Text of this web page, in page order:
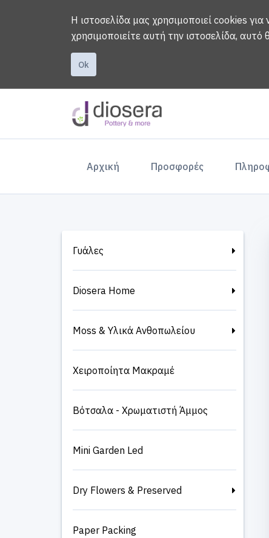
Η ιστοσελίδα μας χρησιμοποιεί cookies
χρησιμοποιείτε αυτή την ιστοσελίδα,
Ok
Αρχική (current)Προσφορές
Γυάλες
Diosera Home
Moss & Υλικά Ανθοπωλείου
Χειροποίητα Μακραμέ
Βότσαλα - Χρωματιστή Άμμος
Mini Garden Led
Dry Flowers & Preserved
Paper Packing